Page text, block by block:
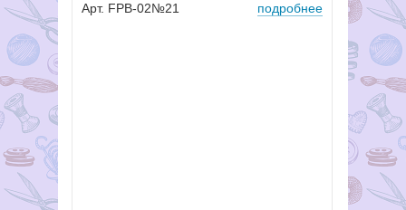
Арт. FPB-02№21 подробнее